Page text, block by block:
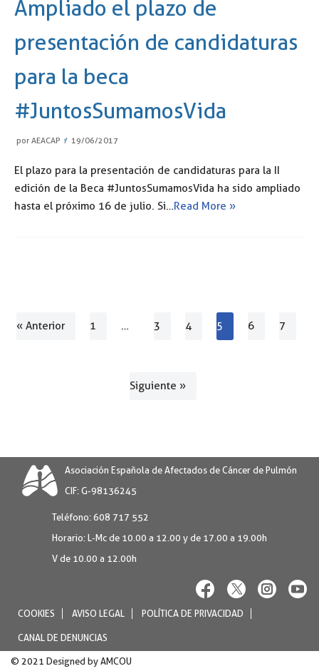
Ampliado el plazo de
presentación de candidaturas
para la beca
#JuntosSumamosVida
por AEACAP 19/06/2017
El plazo para la presentación de candidaturas para la II
edición de la Beca #JuntosSumamosVida ha sido ampliado
hasta el próximo 16 de julio. Si…Read More »
« Anterior 1 … 3 4 5 6 7
Siguiente »
Asociación Española de Afectados de Cáncer de Pulmón
CIF: G-98136245
Teléfono: 608 717 552
Horario: L-Mc de 10.00 a 12.00 y de 17.00 a 19.00h
V de 10.00 a 12.00h
COOKIES AVISO LEGAL POLÍTICA DE PRIVACIDAD
CANAL DE DENUNCIAS
© 2021 Designed by AMCOU